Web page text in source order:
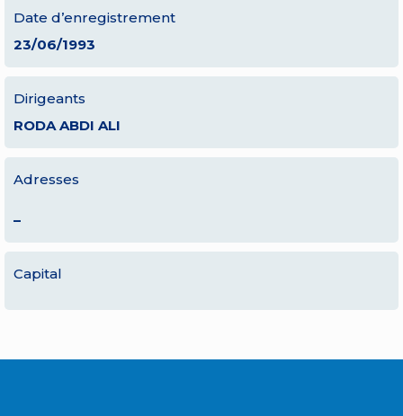
Date d’enregistrement
23/06/1993
Dirigeants
RODA ABDI ALI
Adresses
–
Capital